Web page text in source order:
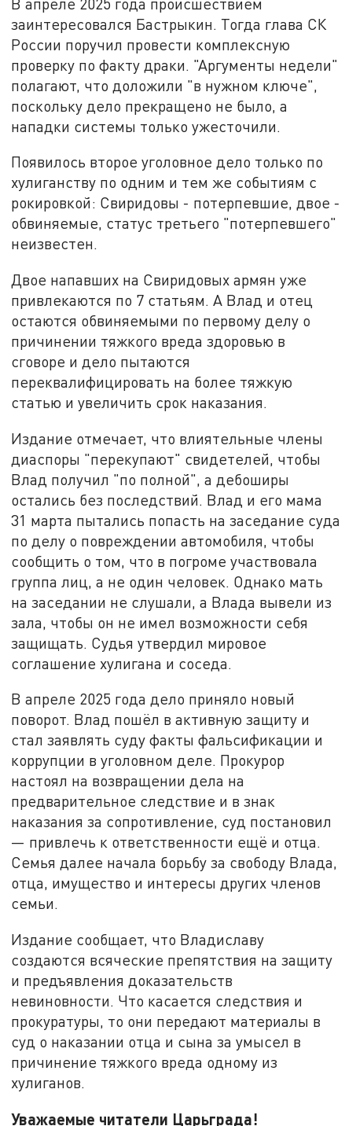
заинтересовался Бастрыкин. Тогда глава СК
России поручил провести комплексную
проверку по факту драки. "Аргументы недели"
полагают, что доложили "в нужном ключе",
поскольку дело прекращено не было, а
нападки системы только ужесточили.
Появилось второе уголовное дело только по
хулиганству по одним и тем же событиям с
рокировкой: Свиридовы - потерпевшие, двое -
обвиняемые, статус третьего "потерпевшего"
неизвестен.
Двое напавших на Свиридовых армян уже
привлекаются по 7 статьям. А Влад и отец
остаются обвиняемыми по первому делу о
причинении тяжкого вреда здоровью в
сговоре и дело пытаются
переквалифицировать на более тяжкую
статью и увеличить срок наказания.
Издание отмечает, что влиятельные члены
диаспоры "перекупают" свидетелей, чтобы
Влад получил "по полной", а дебоширы
остались без последствий. Влад и его мама
31 марта пытались попасть на заседание суда
по делу о повреждении автомобиля, чтобы
сообщить о том, что в погроме участвовала
группа лиц, а не один человек. Однако мать
на заседании не слушали, а Влада вывели из
зала, чтобы он не имел возможности себя
защищать. Судья утвердил мировое
соглашение хулигана и соседа.
В апреле 2025 года дело приняло новый
поворот. Влад пошёл в активную защиту и
стал заявлять суду факты фальсификации и
коррупции в уголовном деле. Прокурор
настоял на возвращении дела на
предварительное следствие и в знак
наказания за сопротивление, суд постановил
— привлечь к ответственности ещё и отца.
Семья далее начала борьбу за свободу Влада,
отца, имущество и интересы других членов
семьи.
Издание сообщает, что Владиславу
создаются всяческие препятствия на защиту
и предъявления доказательств
невиновности. Что касается следствия и
прокуратуры, то они передают материалы в
суд о наказании отца и сына за умысел в
причинение тяжкого вреда одному из
хулиганов.
Уважаемые читатели Царьграда!